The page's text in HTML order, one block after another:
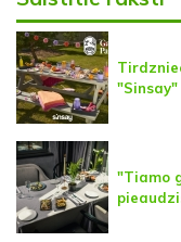
"Sinsay"
"Tiamo